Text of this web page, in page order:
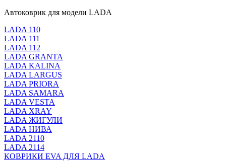
Автоковрик для модели LADA
LADA 110
LADA 111
LADA 112
LADA GRANTA
LADA KALINA
LADA LARGUS
LADA PRIORA
LADA SAMARA
LADA VESTA
LADA XRAY
LADA ЖИГУЛИ
LADA НИВА
LADA 2110
LADA 2114
КОВРИКИ EVA ДЛЯ LADA